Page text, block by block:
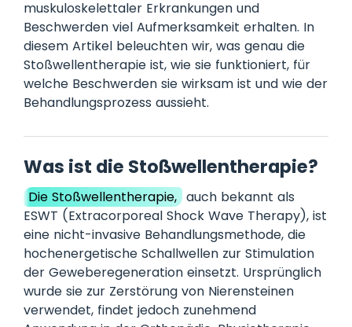
muskuloskelettaler Erkrankungen und
Beschwerden viel Aufmerksamkeit erhalten. In
diesem Artikel beleuchten wir, was genau die
Stoßwellentherapie ist, wie sie funktioniert, für
welche Beschwerden sie wirksam ist und wie der
Behandlungsprozess aussieht.
Was ist die Stoßwellentherapie?
Die Stoßwellentherapie, auch bekannt als
ESWT (Extracorporeal Shock Wave Therapy), ist
eine nicht-invasive Behandlungsmethode, die
hochenergetische Schallwellen zur Stimulation
der Geweberegeneration einsetzt. Ursprünglich
wurde sie zur Zerstörung von Nierensteinen
verwendet, findet jedoch zunehmend